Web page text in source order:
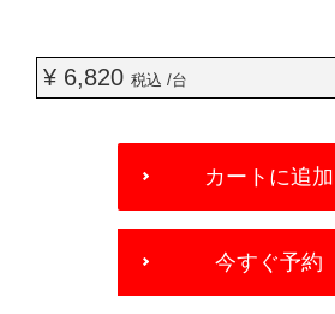
¥ 6,820 税込 /台
OPTIONS
カートに追加
今すぐ予約